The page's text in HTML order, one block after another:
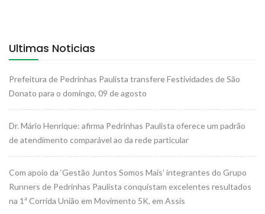
Ultimas Noticias
Prefeitura de Pedrinhas Paulista transfere Festividades de São
Donato para o domingo, 09 de agosto
Dr. Mário Henrique: afirma Pedrinhas Paulista oferece um padrão
de atendimento comparável ao da rede particular
Com apoio da ‘Gestão Juntos Somos Mais’ integrantes do Grupo
Runners de Pedrinhas Paulista conquistam excelentes resultados
na 1ª Corrida União em Movimento 5K, em Assis